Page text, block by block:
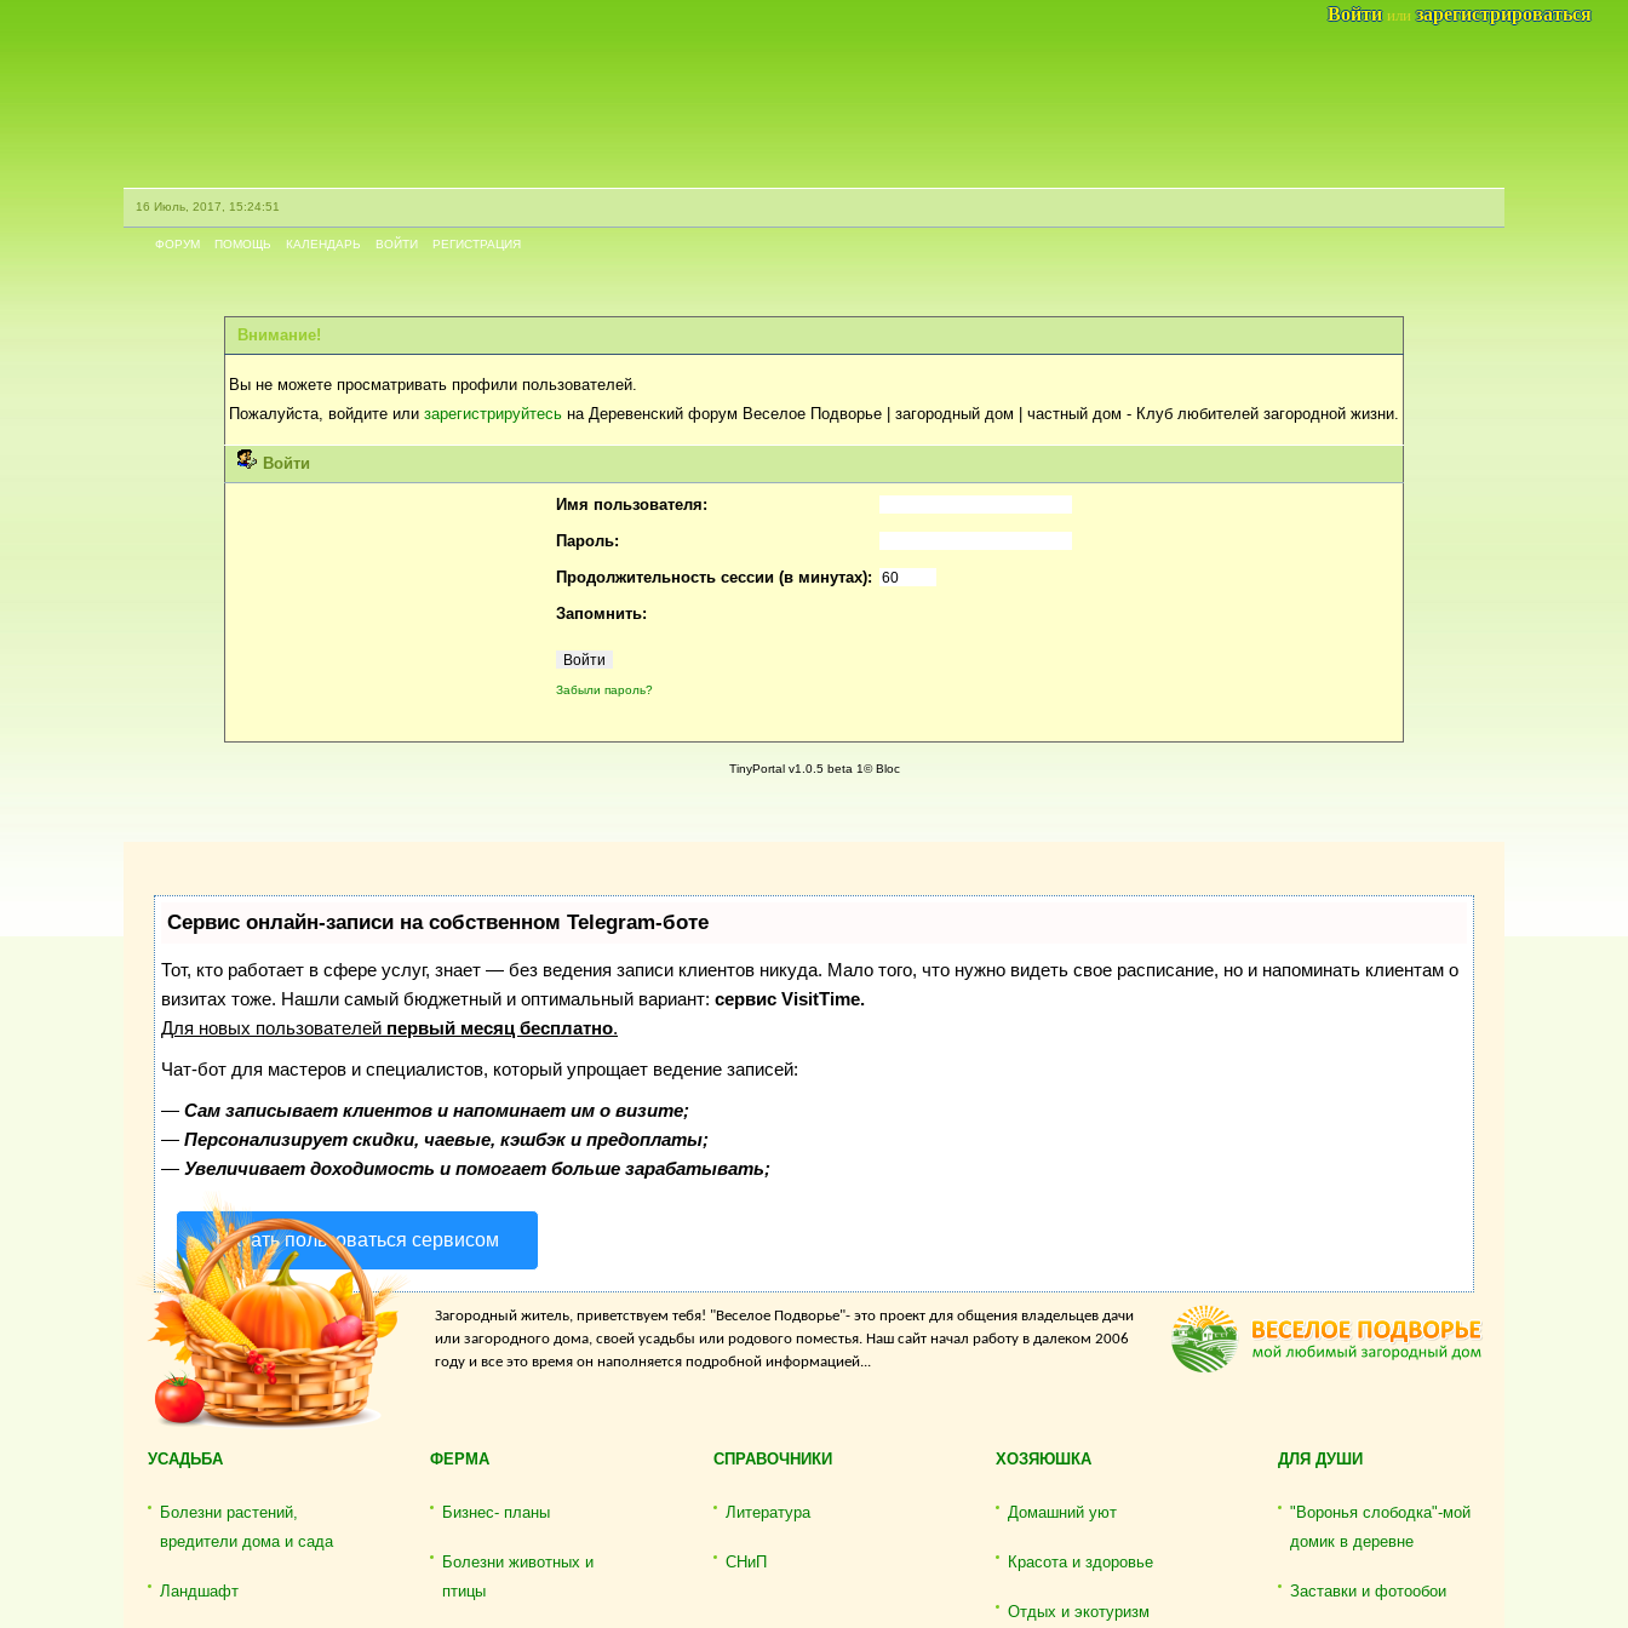
Войти или зарегистрироваться
16 Июль, 2017, 15:24:51
ФОРУМ ПОМОЩЬ КАЛЕНДАРЬ ВОЙТИ РЕГИСТРАЦИЯ
Внимание!
Вы не можете просматривать профили пользователей.
Пожалуйста, войдите или зарегистрируйтесь на Деревенский форум Веселое Подворье | загородный дом | частный дом - Клуб любителей загородной жизни.
Войти
Имя пользователя:
Пароль:
Продолжительность сессии (в минутах):
Запомнить:
Забыли пароль?
TinyPortal v1.0.5 beta 1© Bloc
Сервис онлайн-записи на собственном Telegram-боте
Тот, кто работает в сфере услуг, знает — без ведения записи клиентов никуда. Мало того, что нужно видеть свое расписание, но и напоминать клиентам о
визитах тоже. Нашли самый бюджетный и оптимальный вариант: сервис VisitTime.
Для новых пользователей первый месяц бесплатно.
Чат-бот для мастеров и специалистов, который упрощает ведение записей:
— Сам записывает клиентов и напоминает им о визите;
— Персонализирует скидки, чаевые, кэшбэк и предоплаты;
— Увеличивает доходимость и помогает больше зарабатывать;
Начать пользоваться сервисом
Загородный житель, приветствуем тебя! "Веселое Подворье"- это проект для общения владельцев дачи
или загородного дома, своей усадьбы или родового поместья. Наш сайт начал работу в далеком 2006
году и все это время он наполняется подробной информацией...
УСАДЬБА
Болезни растений,
вредители дома и сада
Ландшафт
ФЕРМА
Бизнес- планы
Болезни животных и
птицы
СПРАВОЧНИКИ
Литература
СНиП
ХОЗЯЮШКА
Домашний уют
Красота и здоровье
Отдых и экотуризм
ДЛЯ ДУШИ
"Воронья слободка"-мой
домик в деревне
Заставки и фотообои